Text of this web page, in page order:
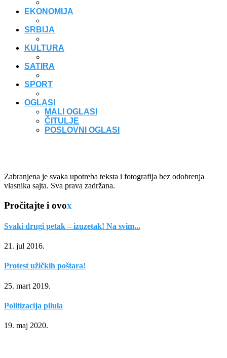
EKONOMIJA
SRBIJA
KULTURA
SATIRA
SPORT
OGLASI
MALI OGLASI
ČITULJE
POSLOVNI OGLASI
Zabranjena je svaka upotreba teksta i fotografija bez odobrenja
vlasnika sajta. Sva prava zadržana.
Pročitajte i ovox
Svaki drugi petak – izuzetak! Na svim...
21. jul 2016.
Protest užičkih poštara!
25. mart 2019.
Politizacija pilula
19. maj 2020.